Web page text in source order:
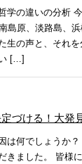
学の違いの分析
島原、淡路島、
生の声と、それ
[…]
づける！大発
は何でしょうか
きました。 皆様